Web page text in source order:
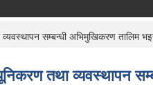
व्यवस्थापन सम्बन्धी अभिमुखिकरण तालिम
तथा व्यवस्थापन